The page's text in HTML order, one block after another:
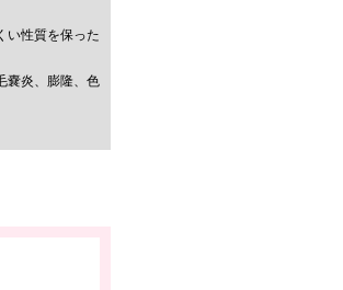
い性質を保った
嚢炎、膨隆、色